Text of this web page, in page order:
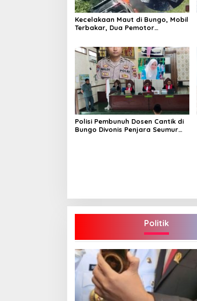
Kecelakaan Maut di Bungo, Mobil
Terbakar, Dua Pemotor
Polisi Pembunuh Dosen Cantik di
Bungo Divonis Penjara Seumur
Politik